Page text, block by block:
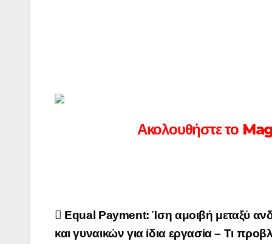
Ακολουθήστε το
Πλοήγηση
άρθρων
Equal Payment: Ίση αμοιβή μεταξύ
και γυναικών για ίδια εργασία – Τι